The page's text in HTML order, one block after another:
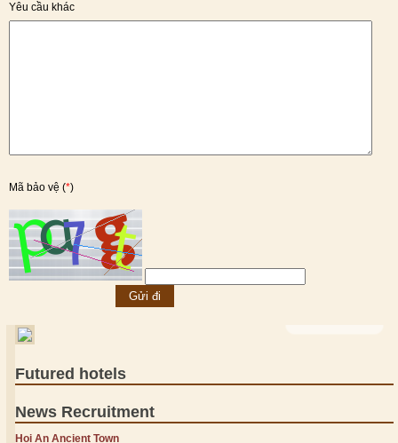
Yêu cầu khác
Mã bảo vệ (*)
Futured hotels
News Recruitment
Hoi An Ancient Town